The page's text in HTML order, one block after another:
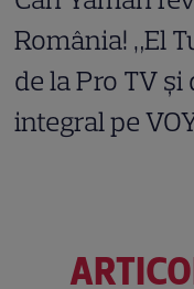
România! „El
de la Pro TV
integral pe